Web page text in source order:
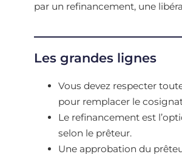
par un refinancement, une
Les grandes lignes
Vous devez respecter
pour remplacer le
Le refinancement est
selon le prêteur.
Une approbation du